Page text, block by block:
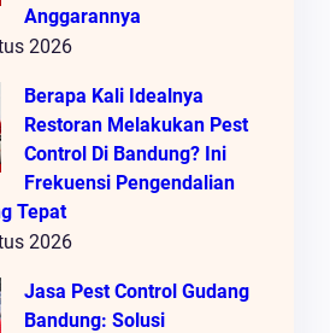
Anggarannya
2026
Berapa Kali Idealnya
Restoran Melakukan Pest
Control Di Bandung? Ini
Frekuensi Pengendalian
Tepat
2026
Jasa Pest Control Gudang
Bandung: Solusi